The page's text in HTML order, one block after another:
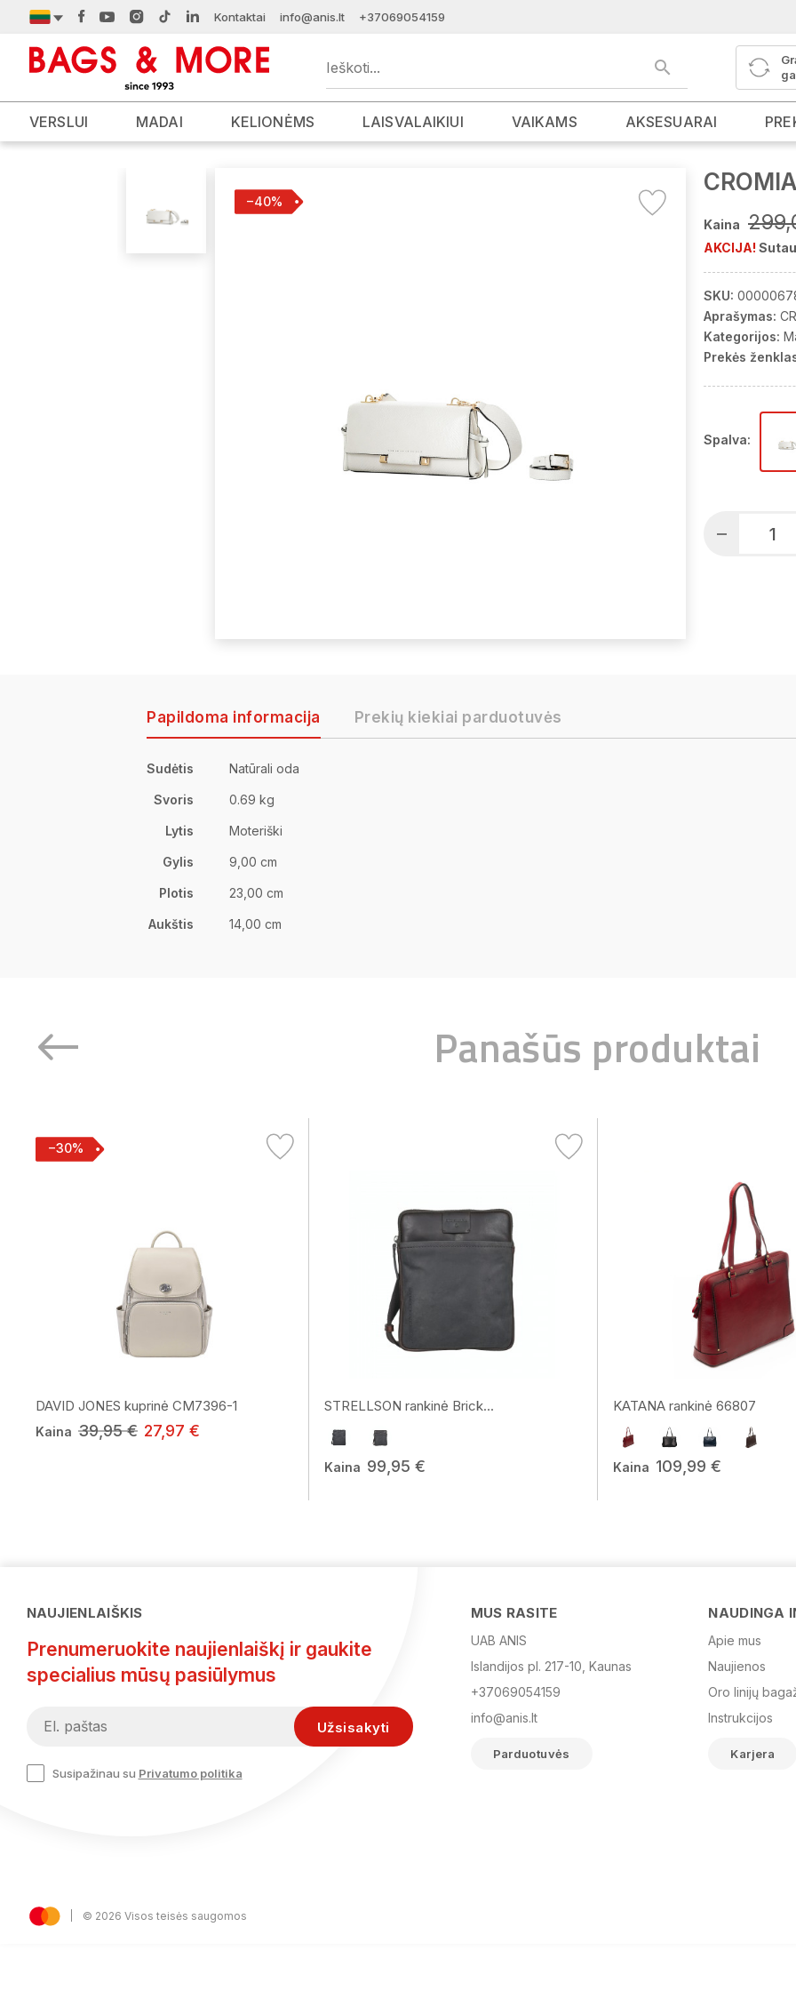
Kontaktai info@anis.lt +37069054159
VERSLUI MADAI KELIONĖMS LAISVALAIKIUI VAIKAMS AKSESUARAI
−40%
Kaina
AKCIJA!
SKU:
Aprašymas:
Kategorijos:
Prekės
Spalva:
Papildoma informacija Prekių kiekiai parduotuvės
Sudėtis Natūrali oda
Svoris 0.69 kg
Lytis Moteriški
Gylis 9,00 cm
Plotis 23,00 cm
Aukštis 14,00 cm
Panašūs produktai
−30%
DAVID JONES kuprinė CM7396-1
Kaina 39,95 € 27,97 €
STRELLSON rankinė Brick...
Kaina 99,95 €
KATANA rankinė 66807
Kaina 109,99 €
NAUJIENLAIŠKIS
Prenumeruokite naujienlaiškį ir gaukite
specialius mūsų pasiūlymus
Susipažinau su Privatumo politika
MUS RASITE
UAB ANIS
Islandijos pl. 217-10, Kaunas
+37069054159
info@anis.lt
Parduotuvės
NAUDINGA
Apie mus
Naujienos
Oro linijų
Instrukcijos
Karjera
© 2026 Visos teisės saugomos